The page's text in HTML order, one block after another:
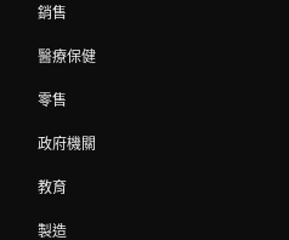
銷售
醫療保健
零售
政府機關
教育
製造